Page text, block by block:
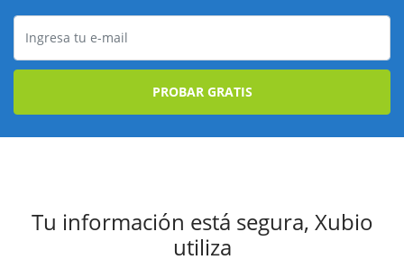
PROBAR GRATIS
Tu información está segura, Xubio
utiliza